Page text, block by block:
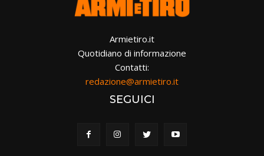
Armietiro.it
Quotidiano di informazione
Contatti:
redazione@armietiro.it
SEGUICI